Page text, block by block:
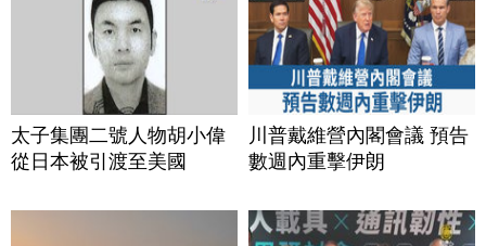
太子集團二號人物胡小偉
從日本被引渡至美國
川普戴維營內閣會議 預告
數週內重擊伊朗